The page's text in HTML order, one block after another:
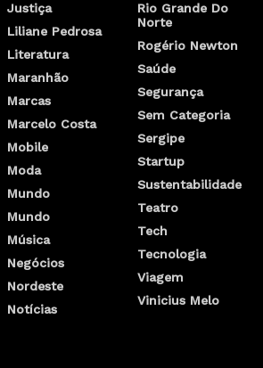
Justiça
Liliane Pedrosa
Literatura
Maranhão
Marcas
Marcelo Costa
Mobile
Moda
Mundo
Mundo
Música
Negócios
Nordeste
Notícias
Rio Grande Do
Norte
Rogério Newton
Saúde
Segurança
Sem Categoria
Sergipe
Startup
Sustentabilidade
Teatro
Tech
Tecnologia
Viagem
Vinicius Melo